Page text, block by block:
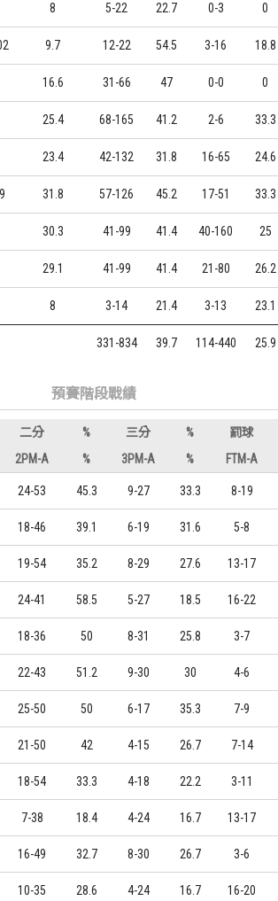
8 5-22 22.7 0-3 0
9.7 12-22 54.5 3-16 18.8
16.6 31-66 47 0-0 0
25.4 68-165 41.2 2-6 33.3
23.4 42-132 31.8 16-65 24.6
31.8 57-126 45.2 17-51 33.3
30.3 41-99 41.4 40-160 25
29.1 41-99 41.4 21-80 26.2
8 3-14 21.4 3-13 23.1
331-834 39.7 114-440 25.9
預賽階段戰績
二分 % 三分 % 罰球
2PM-A % 3PM-A % FTM-A
24-53 45.3 9-27 33.3 8-19
18-46 39.1 6-19 31.6 5-8
19-54 35.2 8-29 27.6 13-17
24-41 58.5 5-27 18.5 16-22
18-36 50 8-31 25.8 3-7
22-43 51.2 9-30 30 4-6
25-50 50 6-17 35.3 7-9
21-50 42 4-15 26.7 7-14
18-54 33.3 4-18 22.2 3-11
7-38 18.4 4-24 16.7 13-17
16-49 32.7 8-30 26.7 3-6
10-35 28.6 4-24 16.7 16-20